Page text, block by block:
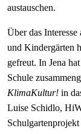
austauschen.
Über das
und Kindergärten
gefreut. In Jena
Schule
KlimaKultur! in
Luise Schidlo,